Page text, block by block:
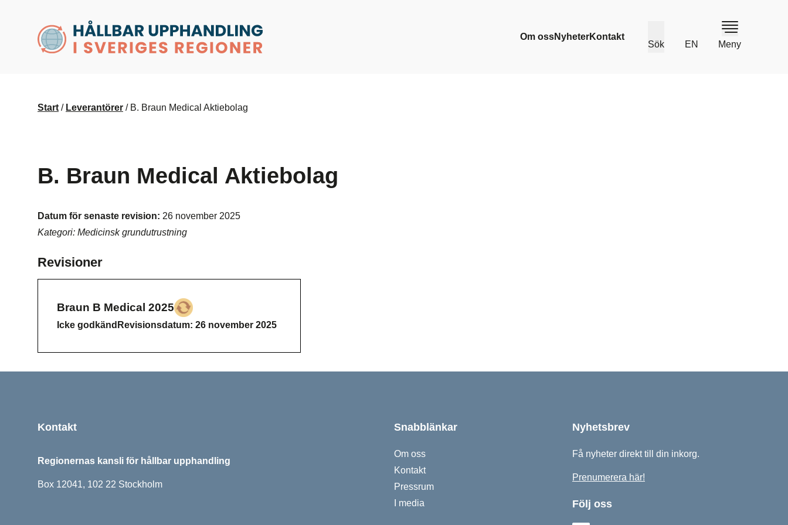
husr.se
Om ossNyheterKontakt
Sök EN Meny
Start / Leverantörer / B. Braun Medical Aktiebolag
B. Braun Medical Aktiebolag
Datum för senaste revision: 26 november 2025
Kategori: Medicinsk grundutrustning
Revisioner
Braun B Medical 2025
Icke godkänd
Icke godkänd Revisionsdatum: 26 november 2025Ladda ned Braun B Medical 2025
Kontakt
Regionernas kansli för hållbar upphandling
Box 12041, 102 22 Stockholm
Snabblänkar
Om oss
Kontakt
Pressrum
I media
Nyhetsbrev
Få nyheter direkt till din inkorg.
Prenumerera här!
Följ oss